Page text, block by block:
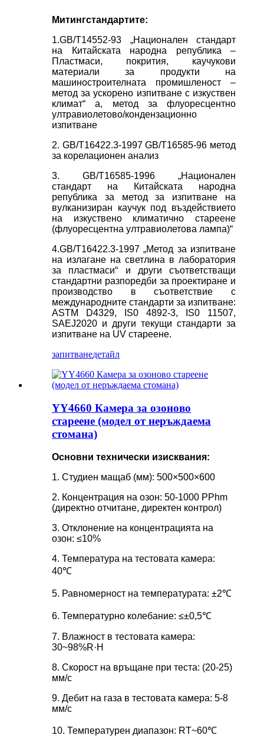
Mитингстандартите:
1.GB/T14552-93 „Национален стандарт
на Китайската народна република –
Пластмаси, покрития, каучукови
материали за продукти на
машиностроителната промишленост –
метод за ускорено изпитване с изкуствен
климат“ a, метод за флуоресцентно
ултравиолетово/кондензационно
изпитване
2. GB/T16422.3-1997 GB/T16585-96 метод
за корелационен анализ
3. GB/T16585-1996 „Национален
стандарт на Китайската народна
република за метод за изпитване на
вулканизиран каучук под въздействието
на изкуствено климатично стареене
(флуоресцентна ултравиолетова лампа)“
4.GB/T16422.3-1997 „Метод за изпитване
на излагане на светлина в лаборатория
за пластмаси“ и други съответстващи
стандартни разпоредби за проектиране и
производство в съответствие с
международните стандарти за изпитване:
ASTM D4329, IS0 4892-3, IS0 11507,
SAEJ2020 и други текущи стандарти за
изпитване на UV стареене.
запитванедетайл
YY4660 Камера за озоново
стареене (модел от неръждаема
стомана)
Основни технически изисквания:
1. Студиен мащаб (мм): 500×500×600
2. Концентрация на озон: 50-1000 PPhm
(директно отчитане, директен контрол)
3. Отклонение на концентрацията на
озон: ≤10%
4. Температура на тестовата камера:
40℃
5. Равномерност на температурата: ±2℃
6. Температурно колебание: ≤±0,5℃
7. Влажност в тестовата камера:
30~98%R·H
8. Скорост на връщане при теста: (20-25)
мм/с
9. Дебит на газа в тестовата камера: 5-8
мм/с
10. Температурен диапазон: RT~60℃